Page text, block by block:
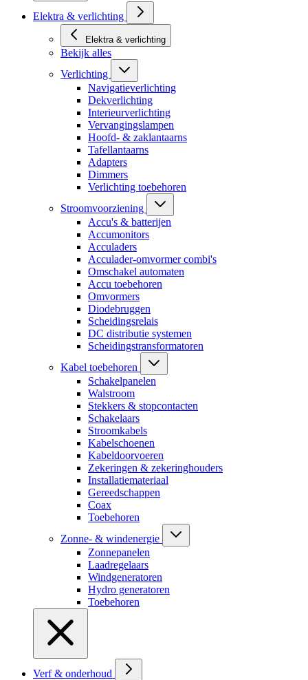
Elektra & verlichting
Elektra & verlichting
Bekijk alles
Verlichting
Navigatieverlichting
Dekverlichting
Interieurverlichting
Vervangingslampen
Hoofd- & zaklantaarns
Tafellantaarns
Adapters
Dimmers
Verlichting toebehoren
Stroomvoorziening
Accu's & batterijen
Accumonitors
Acculaders
Acculader-omvormer combi's
Omschakel automaten
Accu toebehoren
Omvormers
Diodebruggen
Scheidingsrelais
DC distributie systemen
Scheidingstransformatoren
Kabel toebehoren
Schakelpanelen
Walstroom
Stekkers & stopcontacten
Schakelaars
Stroomkabels
Kabelschoenen
Kabeldoorvoeren
Zekeringen & zekeringhouders
Installatiemateriaal
Gereedschappen
Coax
Toebehoren
Zonne- & windenergie
Zonnepanelen
Laadregelaars
Windgeneratoren
Hydro generatoren
Toebehoren
Verf & onderhoud